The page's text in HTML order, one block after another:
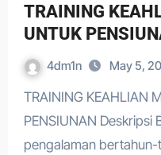
TRAINING
UNTUK
4dm1n May 5,
TRAINING KEAHLIAN MANAJERIAL UNTUK
PENSIUNAN Deskripsi
pengalaman